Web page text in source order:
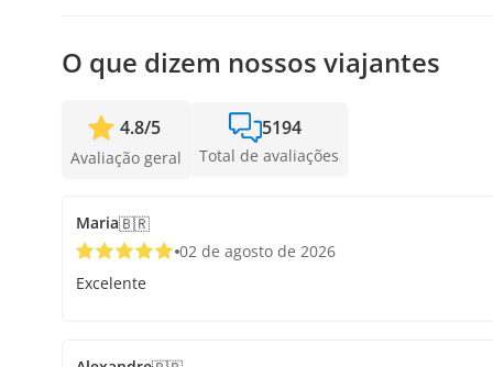
O que dizem nossos viajantes
4.8/5
Avaliação geral
5194
Total de avaliações
Maria🇧🇷
02 de agosto de 2026
Excelente